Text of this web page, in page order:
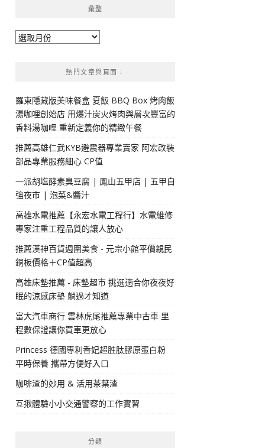
彙整
彙
熱門文章與頁面︰
羅東隱藏版美味餐盒 夏飯 BBQ Box 烤肉飯
湯咖哩創始店 用爆汁炭火烤肉與層次豐富的
香料湯咖哩 重新定義你的精緻午餐
推薦高雄仁武KYB避震器專業賣家 阿宏改裝
部品專業服務細心 CP值
一派胡塩酵素臭豆腐 | 鳳山五甲店 | 五甲自
強夜市 | 泡菜&醬汁
高雄水電推薦【永宏水電工程行】水電維修
專家注重工程品質的讓人放心
推薦漢神百貨週圍美食 - 元宗小館平價親民
銅板價格＋CP值超高
高雄床墊推薦 - 床墊超市 挑選適合你夜夜好
眠的涼感床墊 躺過才知道
富大汽車商行 雲林虎尾推薦專業中古車 里
程數保證讓你買車更放心
Princess 德國專利香妃超胜肽膠原蛋白粉
平時保養 攜帶方便好入口
咖啡渣的妙用 & 活用茶葉渣
互揪體驗小小交通警察的工作實習
分類